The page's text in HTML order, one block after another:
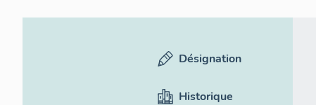
Désignation
Historique